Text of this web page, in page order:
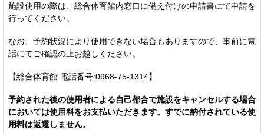
施設使用の際は、総合体育館内窓口に備え付けの申請書にて申請を
行ってください。
なお、予約状況により使用できない場合もありますので、事前に電
話にてご確認の上お越しください。
【総合体育館 電話番号:0968-75-1314】
予約された後の使用者による自己都合で施設をキャンセルする場合
においては使用料をお支払いただきます。すでに納付されている使
用料は返還しません。